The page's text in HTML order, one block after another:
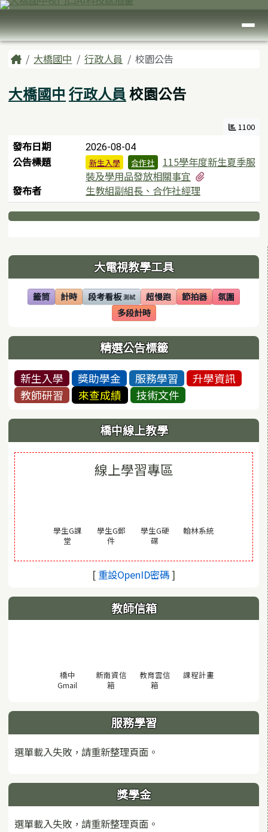
跳至主內容區
臺南市大橋國中
導覽列
主內容區域
Home大橋國中 行政人員 校園公告
大橋國中 行政人員 校園公告
1100
新聞列表
發布日期 2026-08-04
公告標題 新生入學 合作社
115學年度新生夏季服
裝及學用品發放相關事宜
發布者
生教組副組長、合作社經理
下中區域內容
左邊區域內容 大電視教學工具
籤筒
(另開視窗)
計時
(另開視窗)段考看板 測試
(另開視窗) 超慢跑
(另開視窗)節拍器
(另開視窗)氛圍
(另開視窗)
多段計時
(另開視窗)
精選公告標籤
新生入學 獎助學金 服務學習
升學資訊
教師研習
來查成績 技術文件
橋中線上教學
線上學習專區
學生G課
堂
學生G郵
件(另開視窗)
學生G硬
碟(另開視窗)
翰林系統(另開視窗)
[ 重設OpenID密碼(另開視窗)
]
教師信箱
橋中
Gmail (另開視窗)
新南資信
箱
教育雲信
箱
課程計畫(另開視窗)
服務學習
選單載入失敗，請重新整理頁面。
獎學金
選單載入失敗，請重新整理頁面。
頁尾區域